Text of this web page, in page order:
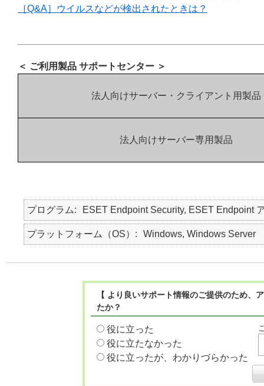
［Q&A］ウイルスなどが検出されたときは？
＜ ご利用製品 サポートセンター ＞
法人向けサーバー・クライアント用製品
法人向けサーバー専用製品
プログラム ESET Endpoint Security, ESET Endpoint
プラットフォーム（OS） Windows, Windows Server
【 より良いサポート情報のご提供のため
たか？
役に立った
役に立たなかった
役に立ったが、わかりづらかった